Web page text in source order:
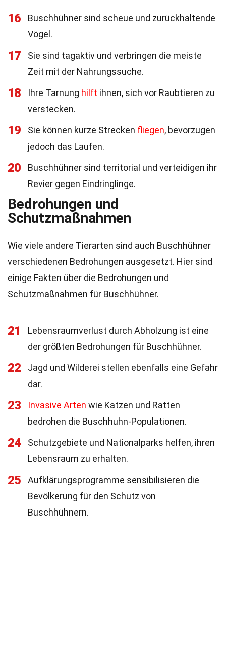
16
Buschhühner sind scheue und zurückhaltende
Vögel.
17
Sie sind tagaktiv und verbringen die meiste
Zeit mit der Nahrungssuche.
18 Ihre Tarnung hilft ihnen, sich vor Raubtieren zu
verstecken.
19 Sie können kurze Strecken fliegen, bevorzugen
jedoch das Laufen.
20
Buschhühner sind territorial und verteidigen ihr
Revier gegen Eindringlinge.
Bedrohungen und
Schutzmaßnahmen
Wie viele andere Tierarten sind auch Buschhühner
verschiedenen Bedrohungen ausgesetzt. Hier sind
einige Fakten über die Bedrohungen und
Schutzmaßnahmen für Buschhühner.
21
Lebensraumverlust durch Abholzung ist eine
der größten Bedrohungen für Buschhühner.
22
Jagd und Wilderei stellen ebenfalls eine Gefahr
dar.
23 Invasive Arten wie Katzen und Ratten
bedrohen die Buschhuhn-Populationen.
24
Schutzgebiete und Nationalparks helfen, ihren
Lebensraum zu erhalten.
25
Aufklärungsprogramme sensibilisieren die
Bevölkerung für den Schutz von
Buschhühnern.